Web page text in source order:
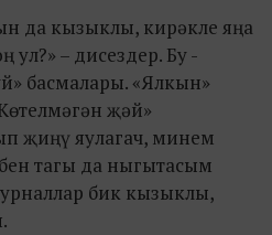
да кызыклы, кирәкле яңа
ул?» – дисездер. Бу -
басмалары. «Ялкын»
җәй»
җиңү яулагач, минем
тагы да ныгытасым
бик кызыклы,